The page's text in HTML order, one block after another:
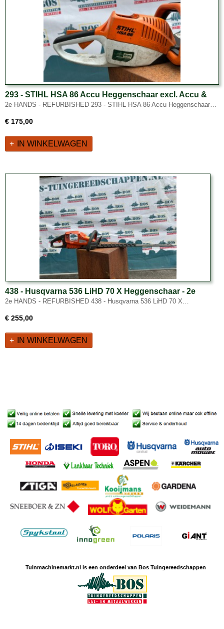
293 - STIHL HSA 86 Accu Heggenschaar excl. Accu &
Lader - 2e HANDS - REFURBISHED
2e HANDS - REFURBISHED 293 - STIHL HSA 86 Accu Heggenschaar…
€ 175,00
IN WINKELWAGEN
438 - Husqvarna 536 LiHD 70 X Heggenschaar - 2e
HANDS - REFURBISHED
2e HANDS - REFURBISHED 438 - Husqvarna 536 LiHD 70 X…
€ 255,00
IN WINKELWAGEN
Tuinmachinemarkt.nl is een onderdeel van Bos Tuingereedschappen